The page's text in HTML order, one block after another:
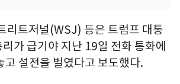
리트저널(WSJ) 등은 트럼프 대통
가 급기야 지난 19일 전화 통화에
고 설전을 벌였다고 보도했다.